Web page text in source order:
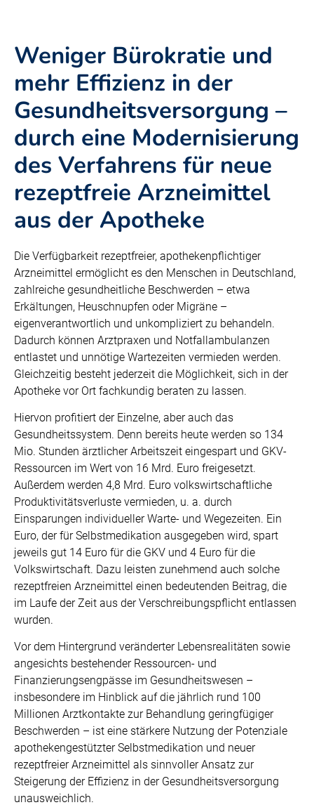
Weniger Bürokratie und
mehr Effizienz in der
Gesundheitsversorgung –
durch eine Modernisierung
des Verfahrens für neue
rezeptfreie Arzneimittel
aus der Apotheke
Die Verfügbarkeit rezeptfreier, apothekenpflichtiger
Arzneimittel ermöglicht es den Menschen in Deutschland,
zahlreiche gesundheitliche Beschwerden – etwa
Erkältungen, Heuschnupfen oder Migräne –
eigenverantwortlich und unkompliziert zu behandeln.
Dadurch können Arztpraxen und Notfallambulanzen
entlastet und unnötige Wartezeiten vermieden werden.
Gleichzeitig besteht jederzeit die Möglichkeit, sich in der
Apotheke vor Ort fachkundig beraten zu lassen.
Hiervon profitiert der Einzelne, aber auch das
Gesundheitssystem. Denn bereits heute werden so 134
Mio. Stunden ärztlicher Arbeitszeit eingespart und GKV-
Ressourcen im Wert von 16 Mrd. Euro freigesetzt.
Außerdem werden 4,8 Mrd. Euro volkswirtschaftliche
Produktivitätsverluste vermieden, u. a. durch
Einsparungen individueller Warte- und Wegezeiten. Ein
Euro, der für Selbstmedikation ausgegeben wird, spart
jeweils gut 14 Euro für die GKV und 4 Euro für die
Volkswirtschaft. Dazu leisten zunehmend auch solche
rezeptfreien Arzneimittel einen bedeutenden Beitrag, die
im Laufe der Zeit aus der Verschreibungspflicht entlassen
wurden.
Vor dem Hintergrund veränderter Lebensrealitäten sowie
angesichts bestehender Ressourcen- und
Finanzierungsengpässe im Gesundheitswesen –
insbesondere im Hinblick auf die jährlich rund 100
Millionen Arztkontakte zur Behandlung geringfügiger
Beschwerden – ist eine stärkere Nutzung der Potenziale
apothekengestützter Selbstmedikation und neuer
rezeptfreier Arzneimittel als sinnvoller Ansatz zur
Steigerung der Effizienz in der Gesundheitsversorgung
unausweichlich.